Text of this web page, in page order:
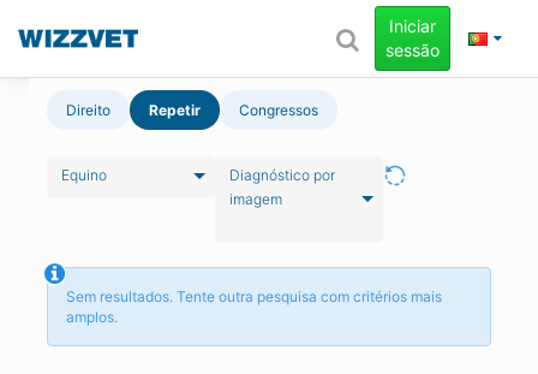
Iniciar
sessão
Direito Repetir Congressos
Equino
Diagnóstico por
imagem
Sem resultados. Tente outra pesquisa com critérios mais
amplos.